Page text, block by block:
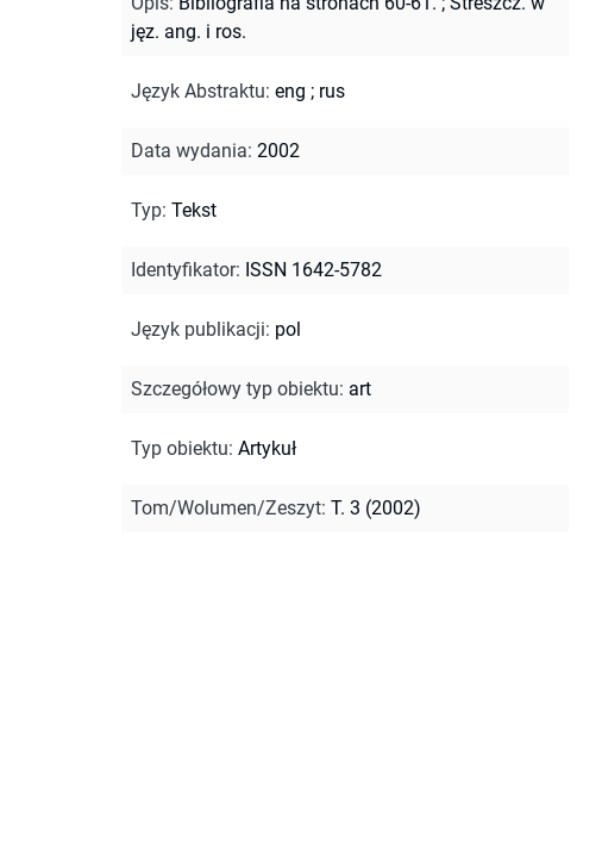
jęz. ang. i ros.
Język Abstraktu: eng ; rus
Data wydania: 2002
Typ: Tekst
Identyfikator: ISSN 1642-5782
Język publikacji: pol
Szczegółowy typ obiektu: art
Typ obiektu: Artykuł
Tom/Wolumen/Zeszyt: T. 3 (2002)